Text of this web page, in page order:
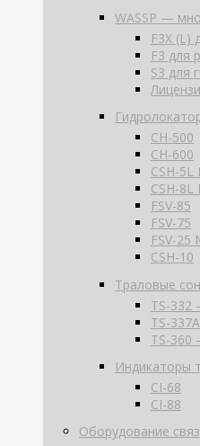
WASSP —
F3X (L)
F3 для
S3 для
CH-500
CH-600
CSH-5L
CSH-8L
FSV-85
FSV-75
FSV-25
CSH-10
Траловые
TS-332
TS-
TS-360
Индикаторы
CI-68
CI-88
Оборудование